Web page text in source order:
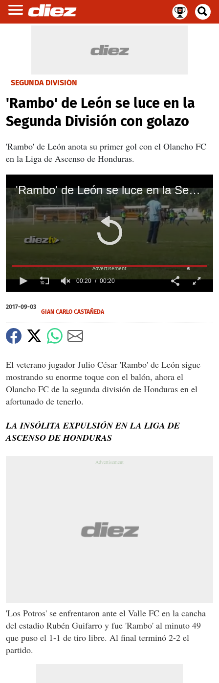
SEGUNDA DIVISIÓN
'Rambo' de León se luce en la
Segunda División con golazo
'Rambo' de León anota su primer gol con el Olancho FC
en la Liga de Ascenso de Honduras.
'Rambo' de León se luce en la Segunda División con golazo
of
20
00:20 00:20
X
2017-09-03
GIAN CARLO CASTAÑEDA
El veterano jugador Julio César 'Rambo' de León sigue
mostrando su enorme toque con el balón, ahora el
Olancho FC de la segunda división de Honduras en el
afortunado de tenerlo.
LA INSÓLITA EXPULSIÓN EN LA LIGA DE
ASCENSO DE HONDURAS
'Los Potros' se enfrentaron ante el Valle FC en la cancha
del estadio Rubén Guifarro y fue 'Rambo' al minuto 49
que puso el 1-1 de tiro libre. Al final terminó 2-2 el
partido.